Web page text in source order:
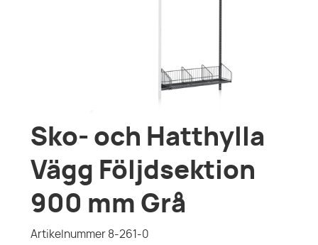
Sko- och Hatthylla
Vägg Följdsektion
900 mm Grå
Artikelnummer 8-261-0